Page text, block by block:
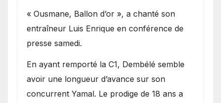
« Ousmane, Ballon d’or », a chanté son
entraîneur Luis Enrique en conférence de
presse samedi.
En ayant remporté la C1, Dembélé semble
avoir une longueur d’avance sur son
concurrent Yamal. Le prodige de 18 ans a